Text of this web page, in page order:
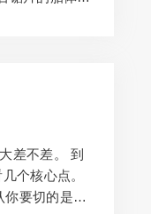
高越耐用，
软硬。石材
差不差。 到
个核心点。
要切的是花